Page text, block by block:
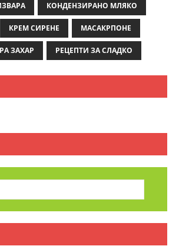
КОНДЕНЗИРАНО МЛЯКО
КРЕМ СИРЕНЕ МАСАКРПОНЕ
ЗАХАР РЕЦЕПТИ ЗА СЛАДКО